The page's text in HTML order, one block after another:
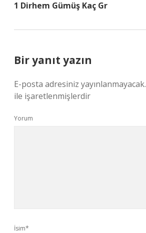
1 Dirhem Gümüş Kaç Gr
Bir yanıt yazın
E-posta adresiniz yayınlanmayacak.
ile işaretlenmişlerdir
Yorum
İsim*